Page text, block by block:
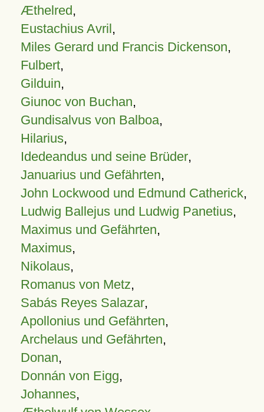
Æthelred,
Eustachius Avril,
Miles Gerard und Francis Dickenson,
Fulbert,
Gilduin,
Giunoc von Buchan,
Gundisalvus von Balboa,
Hilarius,
Idedeandus und seine Brüder,
Januarius und Gefährten,
John Lockwood und Edmund Catherick,
Ludwig Ballejus und Ludwig Panetius,
Maximus und Gefährten,
Maximus,
Nikolaus,
Romanus von Metz,
Sabás Reyes Salazar,
Apollonius und Gefährten,
Archelaus und Gefährten,
Donan,
Donnán von Eigg,
Johannes,